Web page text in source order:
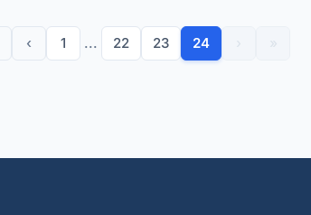
‹ 1 ... 22 23 24